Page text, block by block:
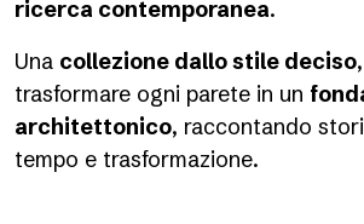
ricerca contemporanea.
Una collezione dallo stile deciso
trasformare ogni parete in un
architettonico, raccontando
tempo e trasformazione.